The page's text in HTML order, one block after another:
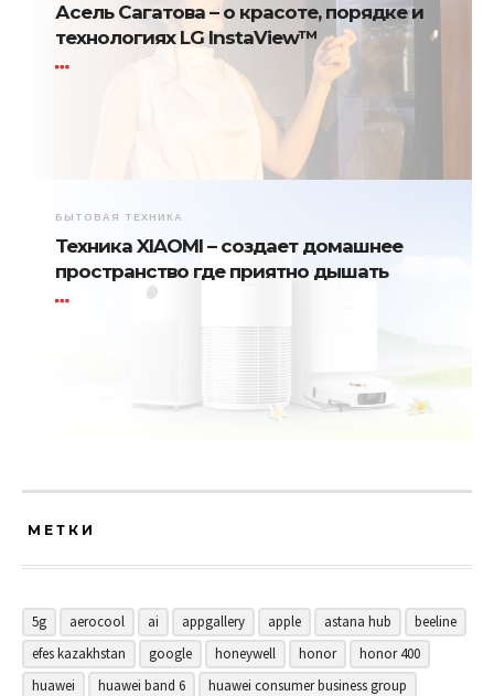
Асель Сагатова – о красоте, порядке и
технологиях LG InstaView™
БЫТОВАЯ ТЕХНИКА
Техника XIAOMI – создает домашнее
пространство где приятно дышать
МЕТКИ
5g aerocool ai appgallery apple astana hub
beeline
efes kazakhstan
google honeywell honor
honor 400
huawei
huawei band 6
huawei consumer business group